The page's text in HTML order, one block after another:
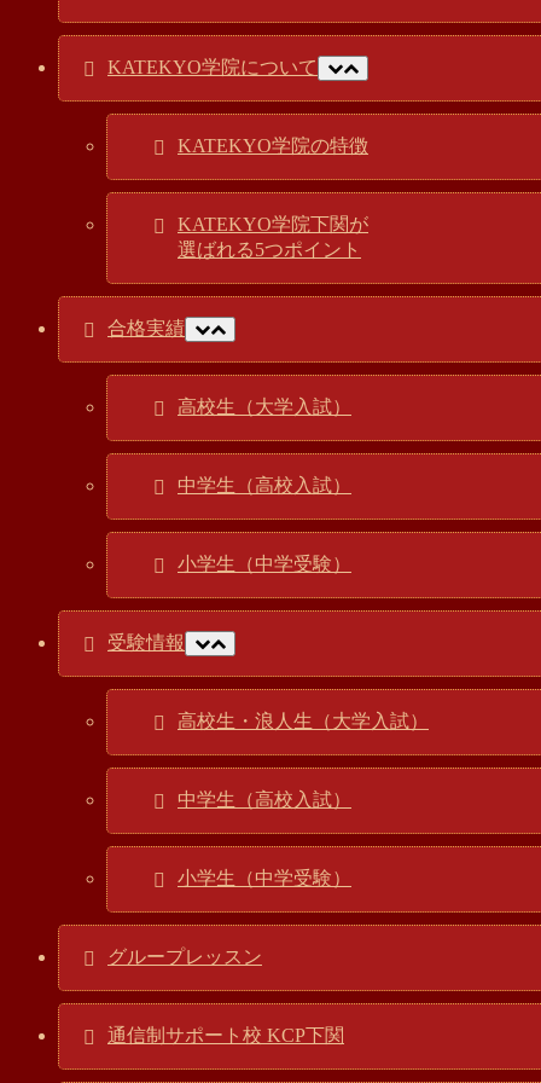
KATEKYO学院について
KATEKYO学院の特徴
KATEKYO学院下関が
選ばれる5つポイント
合格実績
高校生（大学入試）
中学生（高校入試）
小学生（中学受験）
受験情報
高校生・浪人生（大学入試）
中学生（高校入試）
小学生（中学受験）
グループレッスン
通信制サポート校 KCP下関